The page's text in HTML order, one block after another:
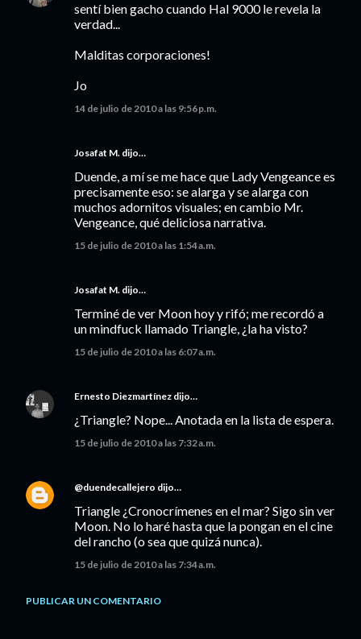
sentí bien gacho cuando Hal 9000 le revela la
verdad...
Malditas corporaciones!
Jo
14 de julio de 2010 a las 9:56 p.m.
Josafat M. dijo…
Duende, a mí se me hace que Lady Vengeance es
precisamente eso: se alarga y se alarga con
muchos adornitos visuales; en cambio Mr.
Vengeance, qué deliciosa narrativa.
15 de julio de 2010 a las 1:54 a.m.
Josafat M. dijo…
Terminé de ver Moon hoy y rifó; me recordó a
un mindfuck llamado Triangle, ¿la ha visto?
15 de julio de 2010 a las 6:07 a.m.
Ernesto Diezmartínez dijo…
¿Triangle? Nope... Anotada en la lista de espera.
15 de julio de 2010 a las 7:32 a.m.
@duendecallejero dijo…
Triangle ¿Cronocrímenes en el mar? Sigo sin ver
Moon. No lo haré hasta que la pongan en el cine
del rancho (o sea que quizá nunca).
15 de julio de 2010 a las 7:34 a.m.
PUBLICAR UN COMENTARIO